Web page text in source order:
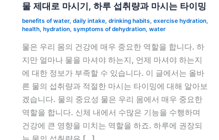
물 제대로 마시기, 하루 섭취량과 마시는 타이밍
benefits of water, daily intake, drinking habits, exercise hydration,
health, hydration, symptoms of dehydration, water
물은 우리 몸의 건강에 매우 중요한 역할을 합니다. 하
지만 얼마나 물을 마셔야 하는지, 언제 마셔야 하는지
에 대한 정보가 부족할 수 있습니다. 이 글에서는 올바
른 물의 섭취량과 적절한 마시는 타이밍에 대해 알아보
겠습니다. 물의 중요성 물은 우리 몸에서 매우 중요한
역할을 합니다. 신체 내에서 수많은 기능을 수행하며
건강에 큰 영향을 미치는 역할을 하죠. 하루에 권장되